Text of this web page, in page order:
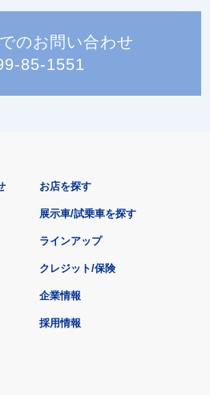
のお問い合わせ
85-1551
お店を探す
展示車/試乗車を探す
ラインアップ
クレジット/保険
企業情報
採用情報